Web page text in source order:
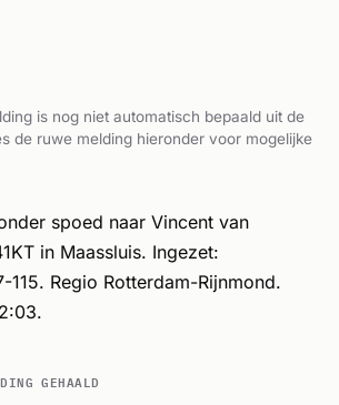
is nog niet automatisch bepaald uit de
de ruwe melding hieronder voor mogelijke
spoed naar Vincent van
in Maassluis. Ingezet:
115. Regio Rotterdam-Rijnmond.
GEHAALD